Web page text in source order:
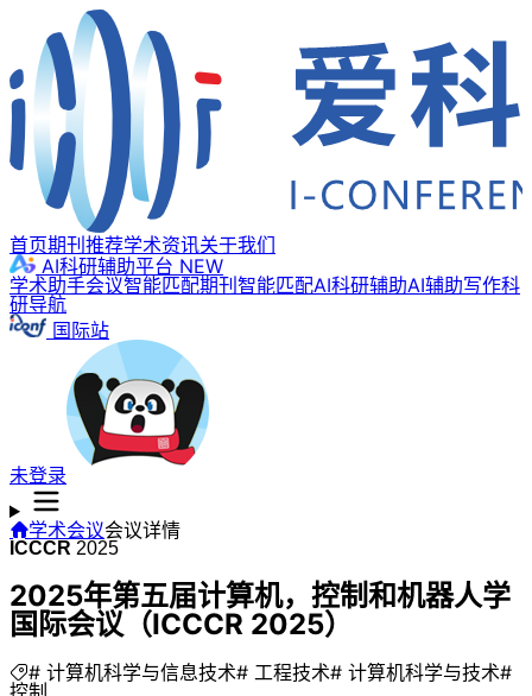
首页期刊推荐学术资讯关于我们
AI科研辅助平台 NEW
学术助手会议智能匹配期刊智能匹配AI科研辅助AI辅助写作科
研导航
国际站
未登录
学术会议会议详情
ICCCR 2025
2025年第五届计算机，控制和机器人学
国际会议（ICCCR 2025）
# 计算机科学与信息技术# 工程技术# 计算机科学与技术#
控制